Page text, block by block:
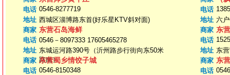
电话 0546-8277719
地址 西城区淄博路东首(好乐星KTV斜对面)
电话
地址 六
商家 东营石岛海鲜
电话 0546－8097333 17605465278
地址 东城运河路390号（沂州路步行街向东50米
路南）
商家 东
电话
地址 东
商家 东营蜀乡情饺子城
电话 0546-8150348
商家 东
电话